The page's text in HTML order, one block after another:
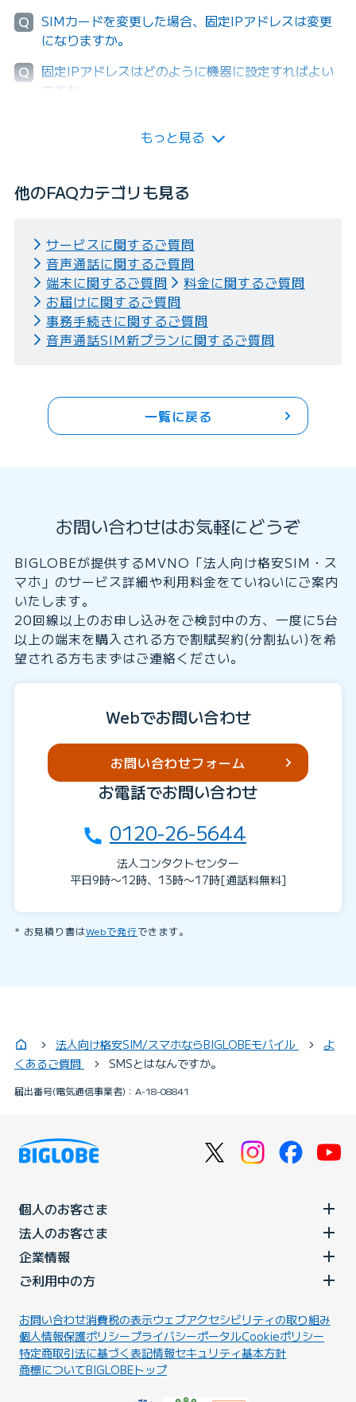
Q
SIMカードを変更した場合、固定IPアドレスは変更
になりますか。
Q
固定IPアドレスはどのように機器に設定すればよい
ですか。
もっと見る
他のFAQカテゴリも見る
サービスに関するご質問
音声通話に関するご質問
端末に関するご質問
料金に関するご質問
お届けに関するご質問
事務手続きに関するご質問
音声通話SIM新プランに関するご質問
一覧に戻る
お問い合わせはお気軽にどうぞ
BIGLOBEが提供するMVNO「法人向け格安SIM・ス
マホ」のサービス詳細や利用料金をていねいにご案内
いたします。
20回線以上のお申し込みをご検討中の方、一度に5台
以上の端末を購入される方で割賦契約(分割払い)を希
望される方もまずはご連絡ください。
Webでお問い合わせ
お問い合わせフォーム
お電話でお問い合わせ
0120-26-5644
法人コンタクトセンター
平日9時〜12時、13時〜17時[通話料無料]
お見積り書はWebで発行できます。
法人向け格安SIM/スマホならBIGLOBEモバイル
よ
くあるご質問
SMSとはなんですか。
届出番号(電気通信事業者)：A-18-08841
個人のお客さま
法人のお客さま
企業情報
ご利用中の方
お問い合わせ消費税の表示ウェブアクセシビリティの取り組み
個人情報保護ポリシープライバシーポータルCookieポリシー
特定商取引法に基づく表記情報セキュリティ基本方針
商標についてBIGLOBEトップ